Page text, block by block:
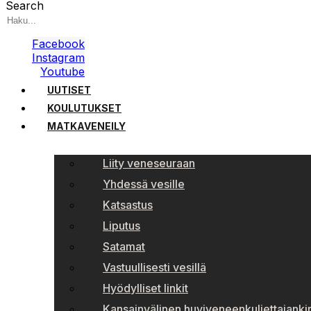
Search
Facebook
Instagram
Youtube
UUTISET
KOULUTUKSET
MATKAVENEILY
Liity veneseuraan
Yhdessä vesille
Katsastus
Liputus
Satamat
Vastuullisesti vesillä
Hyödylliset linkit